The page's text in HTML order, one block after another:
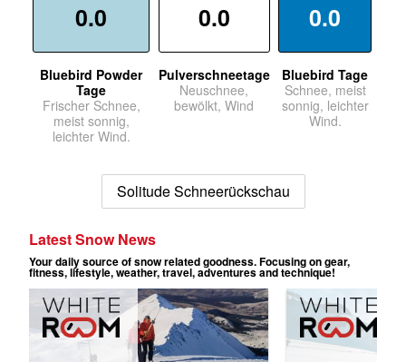
0.0
Bluebird Powder
Tage
Frischer Schnee,
meist sonnig,
leichter Wind.
0.0
Pulverschneetage
Neuschnee,
bewölkt, Wind
0.0
Bluebird Tage
Schnee, meist
sonnig, leichter
Wind.
Solitude Schneerückschau